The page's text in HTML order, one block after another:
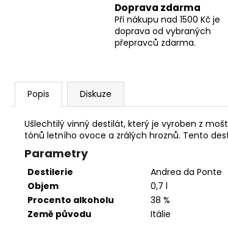
Doprava zdarma
Při nákupu nad 1500 Kč je
doprava od vybraných
přepravců zdarma.
Popis Diskuze
Ušlechtilý vinný destilát, který je vyroben z
tónů letního ovoce a zrálých hroznů. Tento
Parametry
Destilerie
Andrea da Ponte
Objem
0,7 l
Procento alkoholu
38 %
Země původu
Itálie